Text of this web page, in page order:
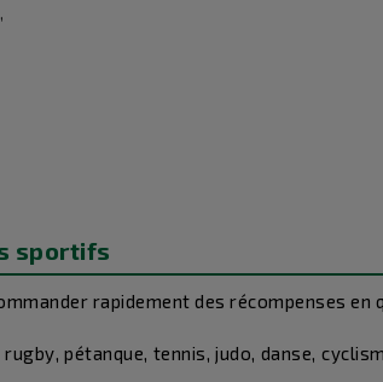
sportifs
rapidement des récompenses
pétanque, tennis, judo, danse,